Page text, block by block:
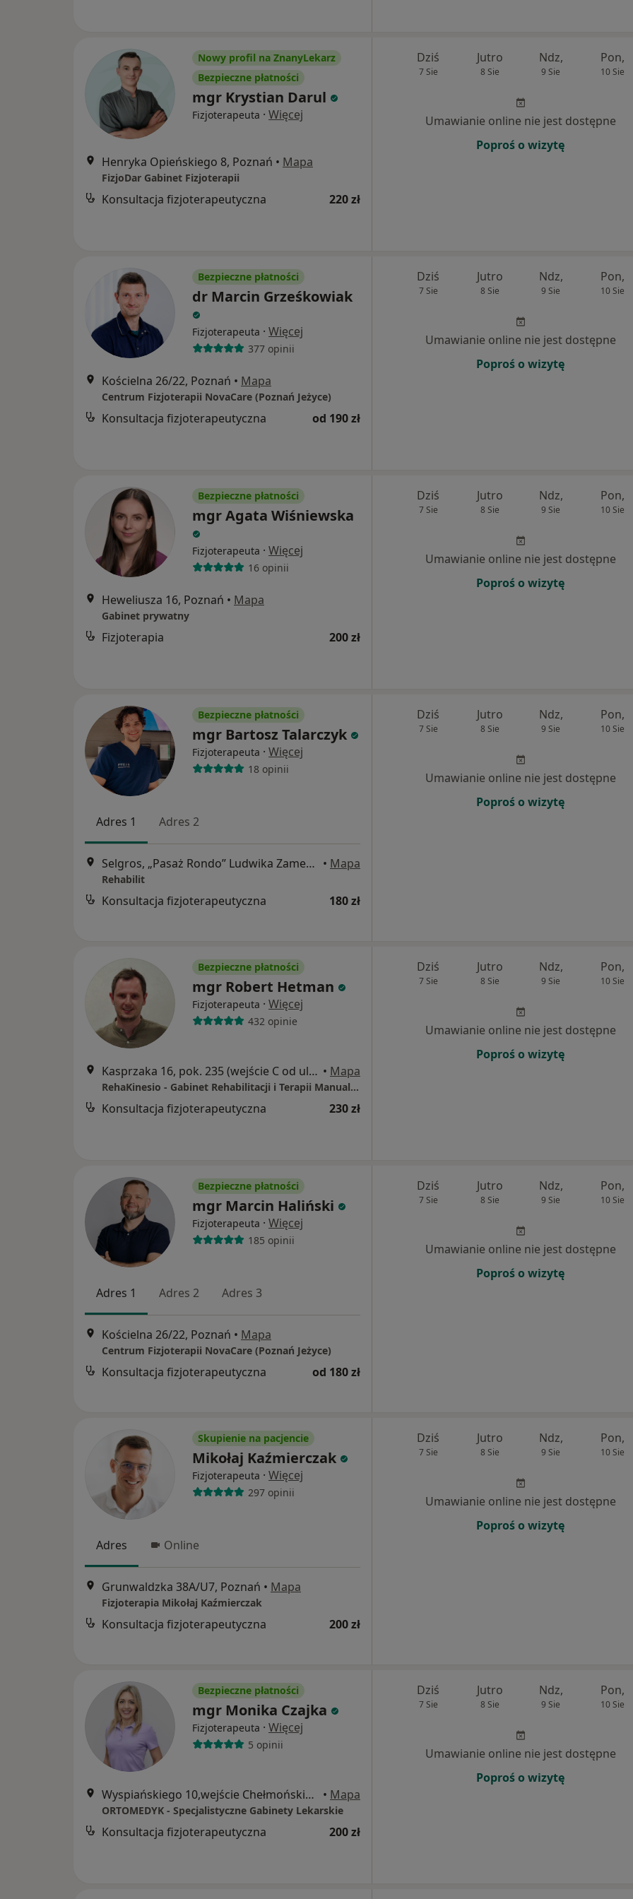
Nowy profil na ZnanyLekarz
Bezpieczne płatności
mgr Krystian Darul
Fizjoterapeuta · Więcej
Henryka Opieńskiego 8, Poznań • Mapa
FizjoDar Gabinet Fizjoterapii
Konsultacja fizjoterapeutyczna 220 zł
Dziś
7 Sie
Jutro
8 Sie
Ndz,
9 Sie
Pon,
10 Sie
Umawianie online nie jest dostępne
Poproś o wizytę
Bezpieczne płatności
dr Marcin Grześkowiak
Fizjoterapeuta · Więcej
377 opinii
Kościelna 26/22, Poznań • Mapa
Centrum Fizjoterapii NovaCare (Poznań Jeżyce)
Konsultacja fizjoterapeutyczna od 190 zł
Dziś
7 Sie
Jutro
8 Sie
Ndz,
9 Sie
Pon,
10 Sie
Umawianie online nie jest dostępne
Poproś o wizytę
Bezpieczne płatności
mgr Agata Wiśniewska
Fizjoterapeuta · Więcej
16 opinii
Heweliusza 16, Poznań • Mapa
Gabinet prywatny
Fizjoterapia 200 zł
Dziś
7 Sie
Jutro
8 Sie
Ndz,
9 Sie
Pon,
10 Sie
Umawianie online nie jest dostępne
Poproś o wizytę
Bezpieczne płatności
mgr Bartosz Talarczyk
Fizjoterapeuta · Więcej
18 opinii
Adres 1 Adres 2
Selgros, „Pasaż Rondo” Ludwika Zamenhofa 133, 1. Piętro obok siłowni „Fabryka Frormy"”, Poznań • Mapa
Rehabilit
Konsultacja fizjoterapeutyczna 180 zł
Dziś
7 Sie
Jutro
8 Sie
Ndz,
9 Sie
Pon,
10 Sie
Umawianie online nie jest dostępne
Poproś o wizytę
Bezpieczne płatności
mgr Robert Hetman
Fizjoterapeuta · Więcej
432 opinie
Kasprzaka 16, pok. 235 (wejście C od ul. Stablewskiego), Poznań • Mapa
RehaKinesio - Gabinet Rehabilitacji i Terapii Manualnej
Konsultacja fizjoterapeutyczna 230 zł
Dziś
7 Sie
Jutro
8 Sie
Ndz,
9 Sie
Pon,
10 Sie
Umawianie online nie jest dostępne
Poproś o wizytę
Bezpieczne płatności
mgr Marcin Haliński
Fizjoterapeuta · Więcej
185 opinii
Adres 1 Adres 2 Adres 3
Kościelna 26/22, Poznań • Mapa
Centrum Fizjoterapii NovaCare (Poznań Jeżyce)
Konsultacja fizjoterapeutyczna od 180 zł
Dziś
7 Sie
Jutro
8 Sie
Ndz,
9 Sie
Pon,
10 Sie
Umawianie online nie jest dostępne
Poproś o wizytę
Skupienie na pacjencie
Mikołaj Kaźmierczak
Fizjoterapeuta · Więcej
297 opinii
Adres Online
Grunwaldzka 38A/U7, Poznań • Mapa
Fizjoterapia Mikołaj Kaźmierczak
Konsultacja fizjoterapeutyczna 200 zł
Dziś
7 Sie
Jutro
8 Sie
Ndz,
9 Sie
Pon,
10 Sie
Umawianie online nie jest dostępne
Poproś o wizytę
Bezpieczne płatności
mgr Monika Czajka
Fizjoterapeuta · Więcej
5 opinii
Wyspiańskiego 10,wejście Chełmońskiego 1, Poznań • Mapa
ORTOMEDYK - Specjalistyczne Gabinety Lekarskie
Konsultacja fizjoterapeutyczna 200 zł
Dziś
7 Sie
Jutro
8 Sie
Ndz,
9 Sie
Pon,
10 Sie
Umawianie online nie jest dostępne
Poproś o wizytę